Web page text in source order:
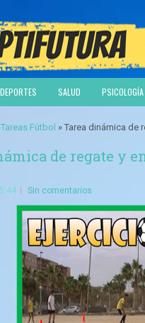
DEPORTES SALUD PSICOLOGÍA
Fútbol » Tarea dinámica de
de regate y
5:44 Sin comentarios